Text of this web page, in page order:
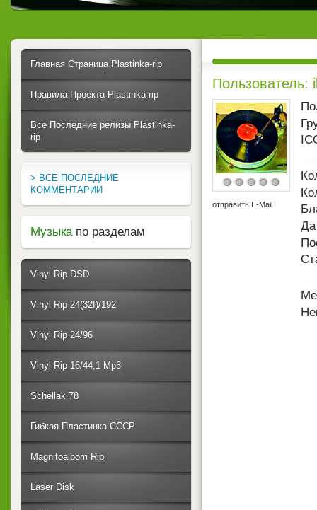
Пользователь:
отправить E-Mail
Главная Страница Plastinka-rip
Правила Проекта Plastinka-rip
Все Последние релизы Plastinka-
rip
> ВСЕ ПОСЛЕДНИЕ
КОММЕНТАРИИ
Музыка по разделам
Vinyl Rip DSD
Vinyl Rip 24(32f)/192
Vinyl Rip 24/96
Vinyl Rip 16/44,1 Mp3
Schellak 78
Гибкая Пластинка СССР
Magnitoalbom Rip
Laser Disk